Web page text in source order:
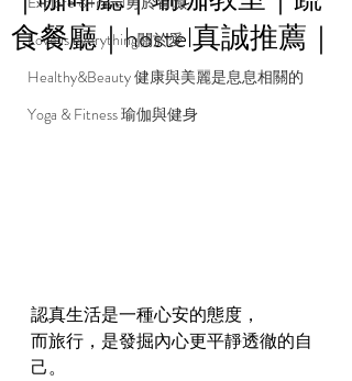
Love is everything關於愛
Healthy&Beauty 健康與美麗是息息相關的
Yoga & Fitness 瑜伽與健身
食餐廳｜hostel真誠推薦｜
認真生活是一種心安的態度，
而旅行，是發掘內心更平靜透徹的自
己。